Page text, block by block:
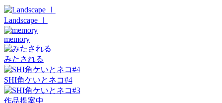
Landscape Ⅰ
memory
みたされる
SHI角ケいとネコ#4
作品提案中